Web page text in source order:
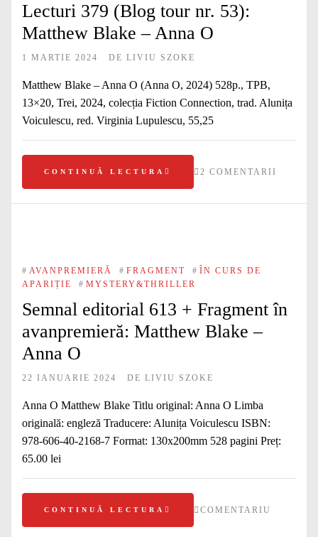
Lecturi 379 (Blog tour nr. 53):
Matthew Blake – Anna O
1 MARTIE 2024 DE LIVIU SZOKE
Matthew Blake – Anna O (Anna O, 2024) 528p., TPB,
13×20, Trei, 2024, colecția Fiction Connection, trad. Alunița
Voiculescu, red. Virginia Lupulescu, 55,25
CONTINUĂ LECTURA 2 COMENTARII
# AVANPREMIERĂ # FRAGMENT # ÎN CURS DE
APARIȚIE
# MYSTERY&THRILLER
Semnal editorial 613 + Fragment în
avanpremieră: Matthew Blake –
Anna O
22 IANUARIE 2024 DE LIVIU SZOKE
Anna O Matthew Blake Titlu original: Anna O Limba
originală: engleză Traducere: Alunița Voiculescu ISBN:
978‑606‑40‑2168‑7 Format: 130x200mm 528 pagini Preț:
65.00 lei
CONTINUĂ LECTURA COMENTARIU